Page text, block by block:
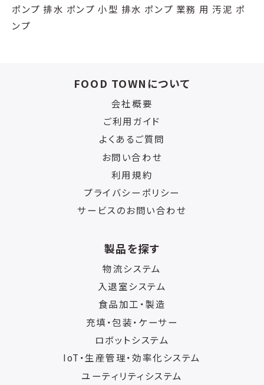
ポンプ 排水 ポンプ 小型 排水 ポンプ 業務 用 汚泥 ポ
ンプ
FOOD TOWNについて
会社概要
ご利用ガイド
よくあるご質問
お問い合わせ
利用規約
プライバシーポリシー
サービスのお問い合わせ
製品を探す
物流システム
入退室システム
食品加工・製造
充填・包装・ケーサー
ロボットシステム
IoT・生産管理・効率化システム
ユーティリティシステム